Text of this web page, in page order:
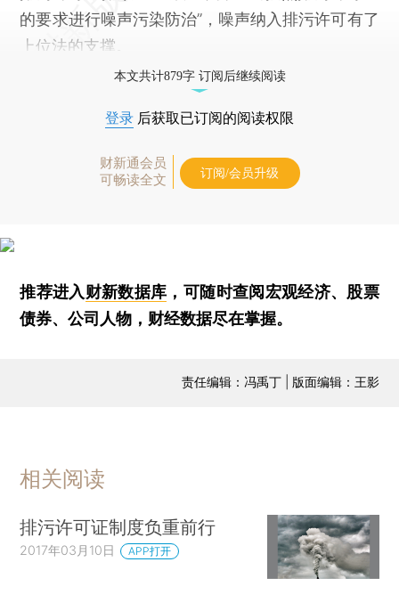
的要求进行噪声污染防治”，噪声纳入排污许可有了
上位法的支撑。
本文共计879字 订阅后继续阅读
登录 后获取已订阅的阅读权限
财新通会员
可畅读全文
订阅/会员升级
推荐进入财新数据库 ，可随时查阅宏观经济、股票
债券、公司人物，财经数据尽在掌握。
责任编辑：冯禹丁 | 版面编辑：王影
相关阅读
排污许可证制度负重前行
2017年03月10日 APP打开